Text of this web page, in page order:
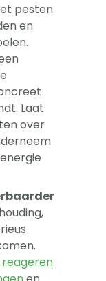
pesten
en
Laat
over
reageren